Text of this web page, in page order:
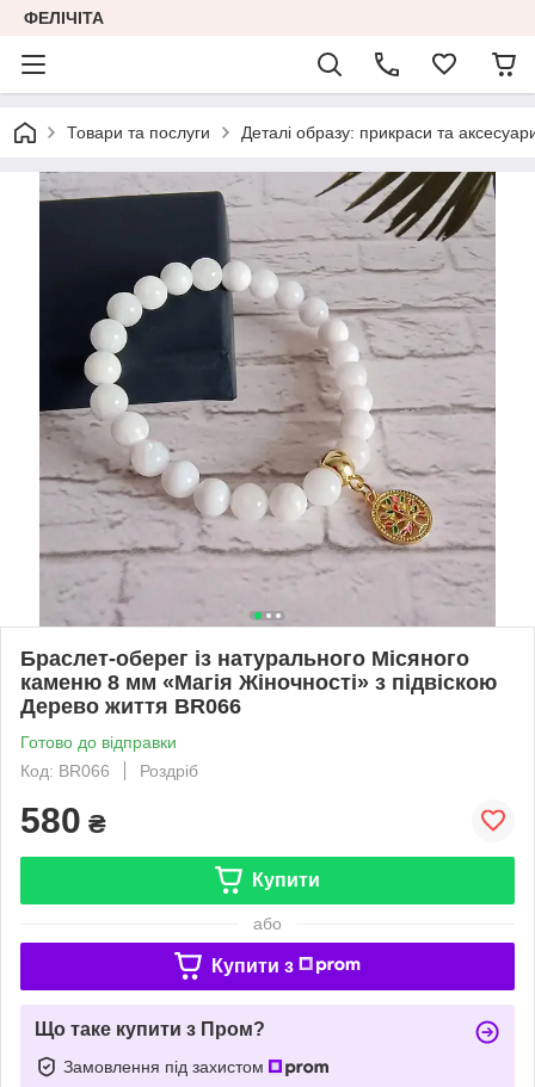
ФЕЛІЧІТА
Товари та послуги Деталі образу: прикраси та
Браслет-оберег із натурального Місяного
каменю 8 мм «Магія Жіночності» з підвіскою
Дерево життя BR066
Готово до відправки
Код: BR066
Роздріб
580 ₴
Купити
або
Купити з
Що таке купити з Пром?
Замовлення під захистом